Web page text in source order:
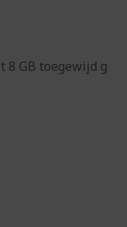
8 GB toegewijd g